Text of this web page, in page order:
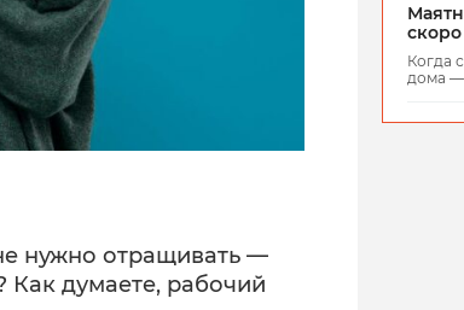
нужно отращивать —
Как думаете, рабочий
Когда
дома —